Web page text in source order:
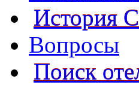
История
Вопросы
Поиск